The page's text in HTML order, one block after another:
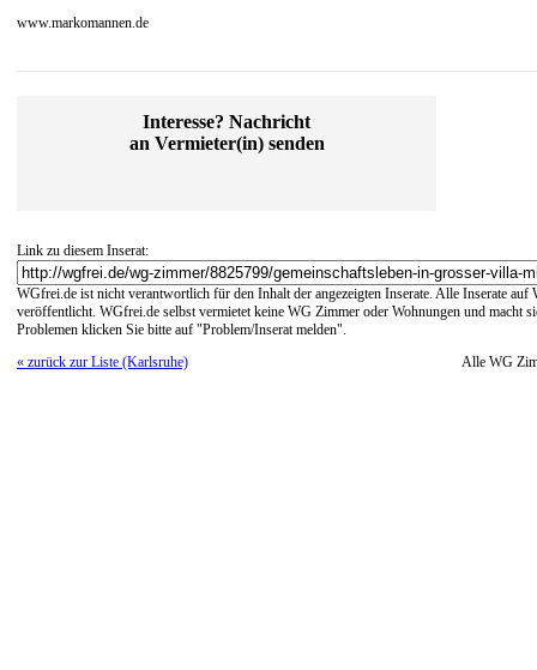
www.markomannen.de
Interesse? Nachricht
an Vermieter(in) senden
Link zu diesem Inserat:
WGfrei.de ist nicht verantwortlich für den Inhalt der angezeigten Inserate. Alle Inserate
veröffentlicht. WGfrei.de selbst vermietet keine WG Zimmer oder Wohnungen und macht
Problemen klicken Sie bitte auf "Problem/Inserat melden".
« zurück zur Liste (Karlsruhe)
Alle WG